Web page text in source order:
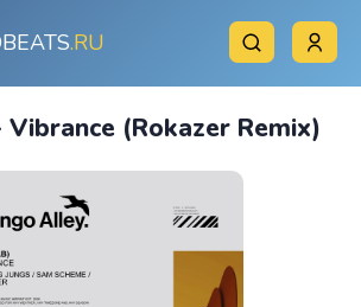
.RU
Vibrance (Rokazer Remix)